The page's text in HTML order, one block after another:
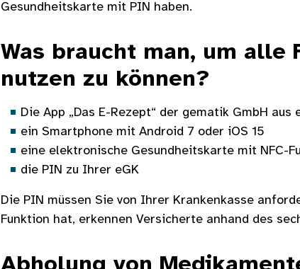
Gesundheitskarte mit PIN haben.
Was braucht man, um alle
nutzen zu können?
Die App „Das E-Rezept“ der gematik GmbH aus
ein Smartphone mit Android 7 oder iOS 15
eine elektronische Gesundheitskarte mit NFC-
die PIN zu Ihrer eGK
Die PIN müssen Sie von Ihrer Krankenkasse
Funktion hat, erkennen Versicherte anhand des